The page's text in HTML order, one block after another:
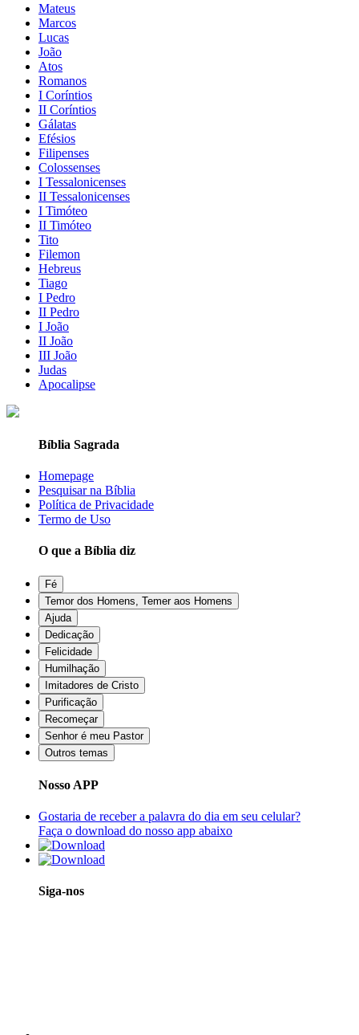
Mateus
Marcos
Lucas
João
Atos
Romanos
I Coríntios
II Coríntios
Gálatas
Efésios
Filipenses
Colossenses
I Tessalonicenses
II Tessalonicenses
I Timóteo
II Timóteo
Tito
Filemon
Hebreus
Tiago
I Pedro
II Pedro
I João
II João
III João
Judas
Apocalipse
Bíblia Sagrada
Homepage
Pesquisar na Bíblia
Política de Privacidade
Termo de Uso
O que a Bíblia diz
Fé
Temor dos Homens, Temer aos Homens
Ajuda
Dedicação
Felicidade
Humilhação
Imitadores de Cristo
Purificação
Recomeçar
Senhor é meu Pastor
Outros temas
Nosso APP
Gostaria de receber a palavra do dia em seu celular?
Faça o download do nosso app abaixo
Siga-nos